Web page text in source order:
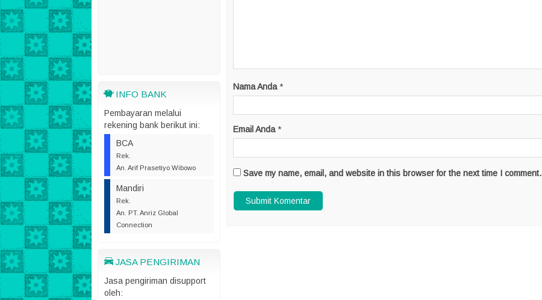
INFO BANK
Pembayaran melalui
rekening bank berikut ini:
BCA
Rek.
An. Arif Prasetiyo Wibowo
Mandiri
Rek.
An. PT. Anriz Global
Connection
JASA PENGIRIMAN
Jasa pengiriman disupport
oleh:
Nama Anda *
Email Anda *
Save my name, email, and website in this browser for the next time I comment.